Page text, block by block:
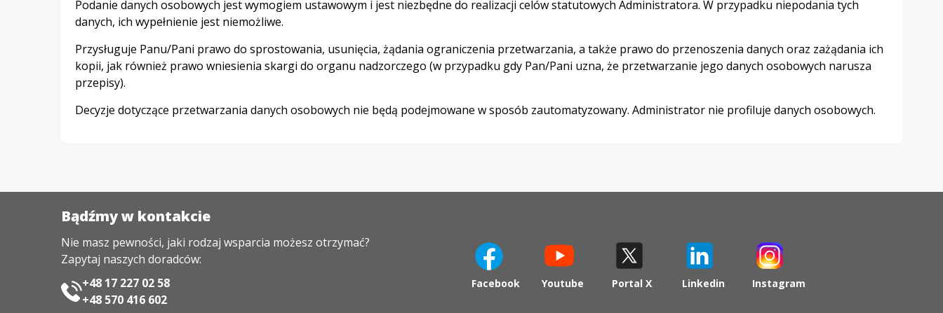
Podanie danych osobowych jest wymogiem ustawowym i jest niezbędne do realizacji celów statutowych Administratora. W przypadku niepodania tych
danych, ich wypełnienie jest niemożliwe.
Przysługuje Panu/Pani prawo do sprostowania, usunięcia, żądania ograniczenia przetwarzania, a także prawo do przenoszenia danych oraz zażądania ich
kopii, jak również prawo wniesienia skargi do organu nadzorczego (w przypadku gdy Pan/Pani uzna, że przetwarzanie jego danych osobowych narusza
przepisy).
Decyzje dotyczące przetwarzania danych osobowych nie będą podejmowane w sposób zautomatyzowany. Administrator nie profiluje danych osobowych.
Bądźmy w kontakcie
Nie masz pewności, jaki rodzaj wsparcia możesz otrzymać?
Zapytaj naszych doradców:
+48 17 227 02 58
+48 570 416 602
Facebook otwieraYoutube
Portal X
Linkedin
Instagram